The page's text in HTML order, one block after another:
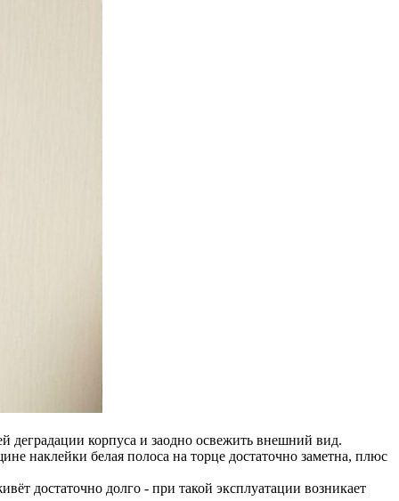
деградации корпуса и заодно освежить внешний вид.
наклейки белая полоса на торце достаточно заметна, плюс
достаточно долго - при такой эксплуатации возникает